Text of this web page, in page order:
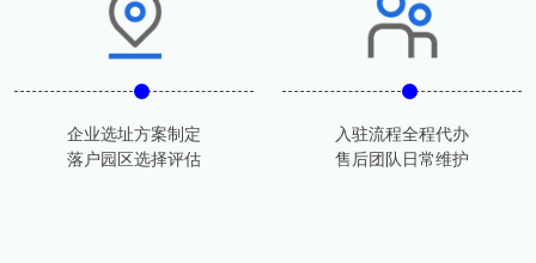
企业选址方案制定
落户园区选择评估
入驻流程全程代办
售后团队日常维护